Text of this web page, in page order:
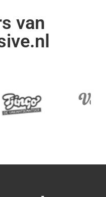
van